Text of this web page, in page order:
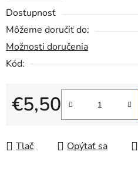
Dostupnosť
Môžeme doručiť do:
Možnosti doručenia
Kód:
€5,50
Jednotková cena:
Tlač Opýtať sa